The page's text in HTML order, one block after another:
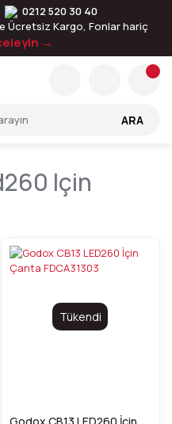
0212 520 30 40
Ücretsiz Kargo, Fonlar hariç
→
ARA
Için
Tükendi
Godox CB13 LED260 İçin